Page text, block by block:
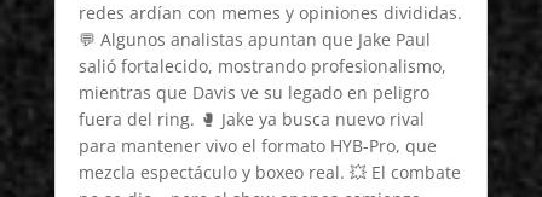
redes ardían con memes y opiniones divididas.
💬 Algunos analistas apuntan que Jake Paul
salió fortalecido, mostrando profesionalismo,
mientras que Davis ve su legado en peligro
fuera del ring. 🥊 Jake ya busca nuevo rival
para mantener vivo el formato HYB-Pro, que
mezcla espectáculo y boxeo real. 💥 El combate